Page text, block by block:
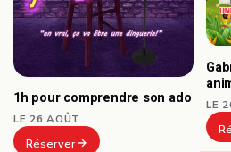
1h pour comprendre son ado
LE 26 AOÛT
Réserver
LE